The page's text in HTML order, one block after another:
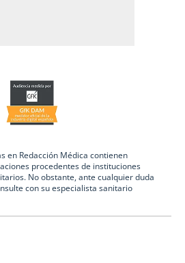
en Redacción Médica contienen
procedentes de instituciones
No obstante, ante cualquier duda
con su especialista sanitario